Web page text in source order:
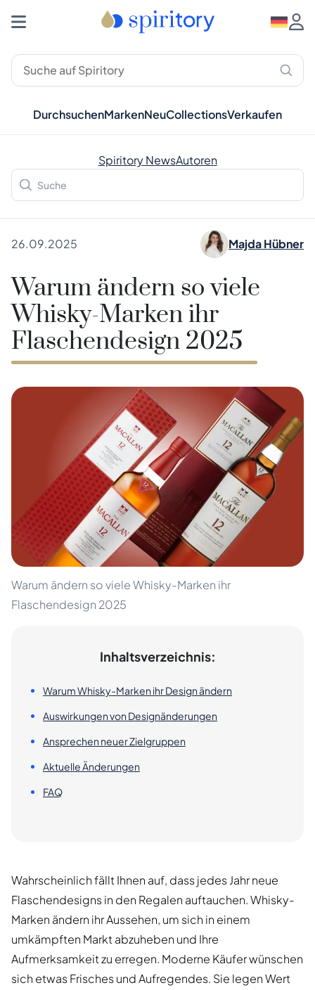
DurchsuchenMarkenNeuCollectionsVerkaufen
Spiritory NewsAutoren
26.09.2025 Majda Hübner
Warum ändern so viele
Whisky-Marken ihr
Flaschendesign 2025
Warum ändern so viele Whisky-Marken ihr
Flaschendesign 2025
Inhaltsverzeichnis:
Warum Whisky-Marken ihr Design ändern
Auswirkungen von Designänderungen
Ansprechen neuer Zielgruppen
Aktuelle Änderungen
FAQ
Wahrscheinlich fällt Ihnen auf, dass jedes Jahr neue
Flaschendesigns in den Regalen auftauchen. Whisky-
Marken ändern ihr Aussehen, um sich in einem
umkämpften Markt abzuheben und Ihre
Aufmerksamkeit zu erregen. Moderne Käufer wünschen
sich etwas Frisches und Aufregendes. Sie legen Wert